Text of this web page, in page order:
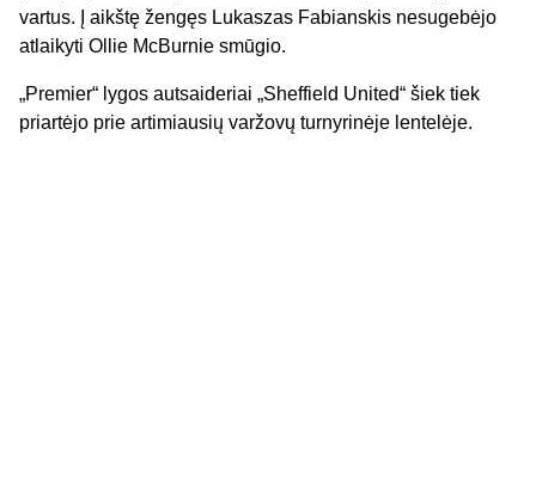
vartus. Į aikštę žengęs Lukaszas Fabianskis nesugebėjo
atlaikyti Ollie McBurnie smūgio.
„Premier“ lygos autsaideriai „Sheffield United“ šiek tiek
priartėjo prie artimiausių varžovų turnyrinėje lentelėje.